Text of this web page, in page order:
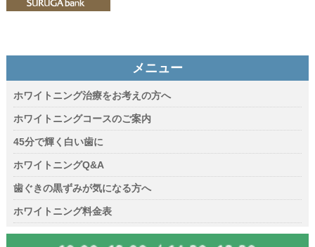
メニュー
ホワイトニング治療をお考えの方へ
ホワイトニングコースのご案内
45分で輝く白い歯に
ホワイトニングQ&A
歯ぐきの黒ずみが気になる方へ
ホワイトニング料金表